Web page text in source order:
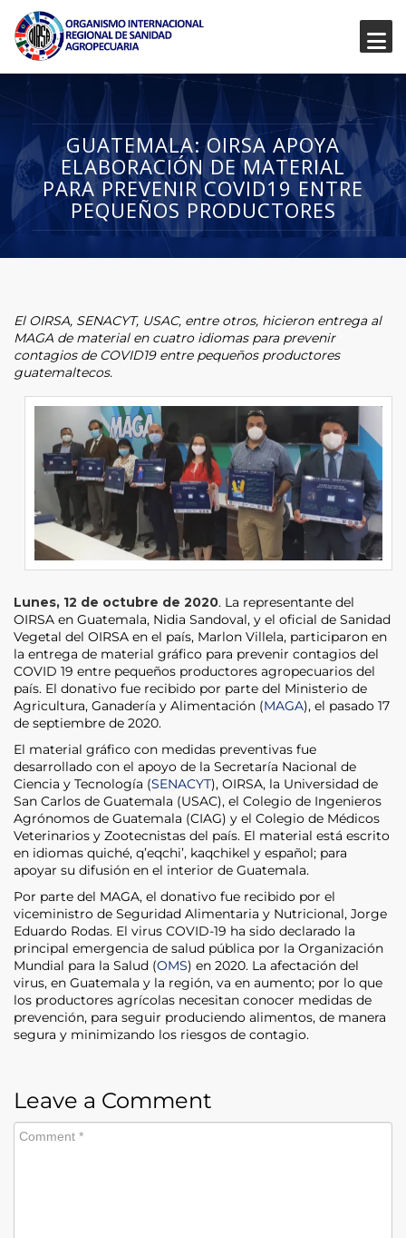
GUATEMALA: OIRSA APOYA
ELABORACIÓN DE MATERIAL
PARA PREVENIR COVID19 ENTRE
PEQUEÑOS PRODUCTORES
El OIRSA, SENACYT, USAC, entre otros, hicieron entrega al
MAGA de material en cuatro idiomas para prevenir
contagios de COVID19 entre pequeños productores
guatemaltecos.
Lunes, 12 de octubre de 2020. La representante del
OIRSA en Guatemala, Nidia Sandoval, y el oficial de Sanidad
Vegetal del OIRSA en el país, Marlon Villela, participaron en
la entrega de material gráfico para prevenir contagios del
COVID 19 entre pequeños productores agropecuarios del
país. El donativo fue recibido por parte del Ministerio de
Agricultura, Ganadería y Alimentación (MAGA), el pasado 17
de septiembre de 2020.
El material gráfico con medidas preventivas fue
desarrollado con el apoyo de la Secretaría Nacional de
Ciencia y Tecnología (SENACYT), OIRSA, la Universidad de
San Carlos de Guatemala (USAC), el Colegio de Ingenieros
Agrónomos de Guatemala (CIAG) y el Colegio de Médicos
Veterinarios y Zootecnistas del país. El material está escrito
en idiomas quiché, q’eqchi’, kaqchikel y español; para
apoyar su difusión en el interior de Guatemala.
Por parte del MAGA, el donativo fue recibido por el
viceministro de Seguridad Alimentaria y Nutricional, Jorge
Eduardo Rodas. El virus COVID-19 ha sido declarado la
principal emergencia de salud pública por la Organización
Mundial para la Salud (OMS) en 2020. La afectación del
virus, en Guatemala y la región, va en aumento; por lo que
los productores agrícolas necesitan conocer medidas de
prevención, para seguir produciendo alimentos, de manera
segura y minimizando los riesgos de contagio.
Leave a Comment